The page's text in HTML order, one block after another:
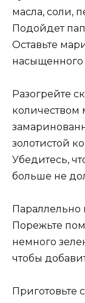
масла, соли,
Подойдет
Оставьте
насыщенного
Разогрейте
количеством
золотистой
Убедитесь,
больше не
Параллельно
Порежьте
немного
чтобы
Приготовьте